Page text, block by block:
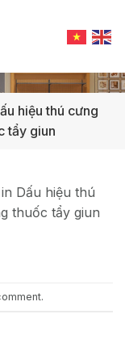
hiệu thú cưng
tẩy giun
in Dấu hiệu thú
thuốc tẩy giun
.